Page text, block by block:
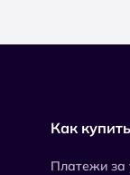
Как купить
Платежи за